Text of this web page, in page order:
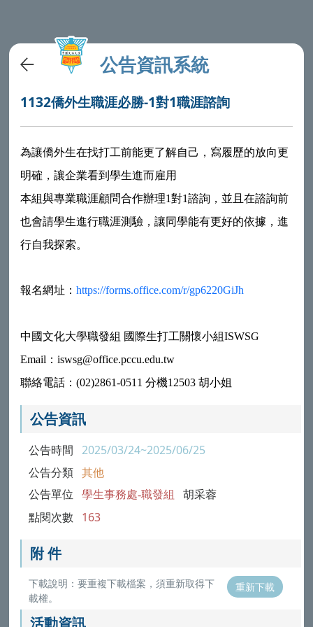
公告資訊系統
1132僑外生職涯必勝-1對1職涯諮詢
為讓僑外生在找打工前能更了解自己，寫履歷的放向更
明確，讓企業看到學生進而雇用
本組與專業職涯顧問合作辦理1對1諮詢，並且在諮詢前
也會請學生進行職涯測驗，讓同學能有更好的依據，進
行自我探索。
報名網址：https://forms.office.com/r/gp6220GiJh
中國文化大學職發組 國際生打工關懷小組ISWSG
Email：iswsg@office.pccu.edu.tw
聯絡電話：(02)2861-0511 分機12503 胡小姐
公告資訊
公告時間 2025/03/24~2025/06/25
公告分類 其他
公告單位 學生事務處-職發組 胡采蓉
點閱次數 163
附 件
下載說明：要重複下載檔案，須重新取得下
載權。
重新下載